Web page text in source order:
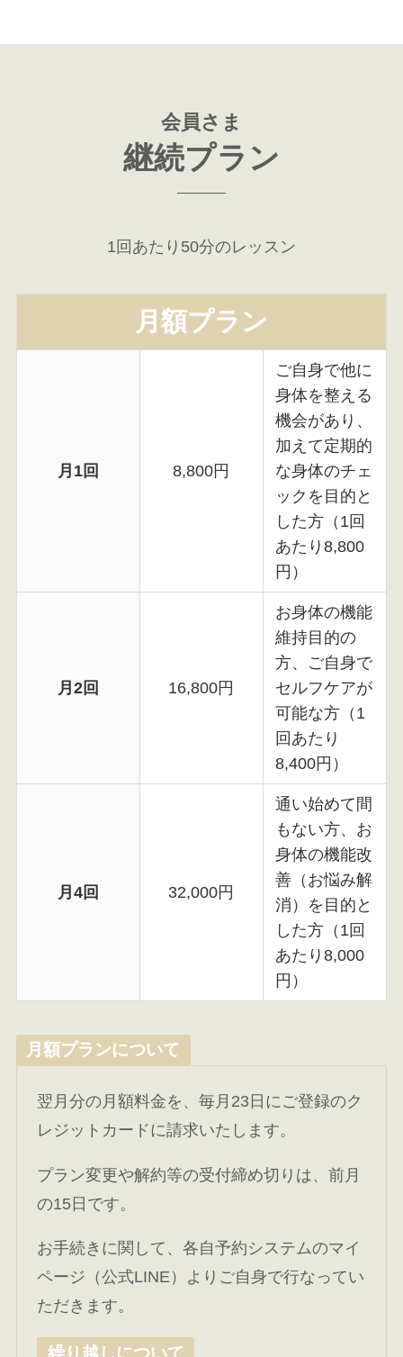
会員さま
継続プラン
1回あたり50分のレッスン
月額プラン
月1回 8,800円
ご自身で他に
身体を整える
機会があり、
加えて定期的
な身体のチェ
ックを目的と
した方（1回
あたり8,800
円）
月2回 16,800円
お身体の機能
維持目的の
方、ご自身で
セルフケアが
可能な方（1
回あたり
8,400円）
月4回 32,000円
通い始めて間
もない方、お
身体の機能改
善（お悩み解
消）を目的と
した方（1回
あたり8,000
円）
月額プランについて
翌月分の月額料金を、毎月23日にご登録のク
レジットカードに請求いたします。
プラン変更や解約等の受付締め切りは、前月
の15日です。
お手続きに関して、各自予約システムのマイ
ページ（公式LINE）よりご自身で行なってい
ただきます。
繰り越しについて